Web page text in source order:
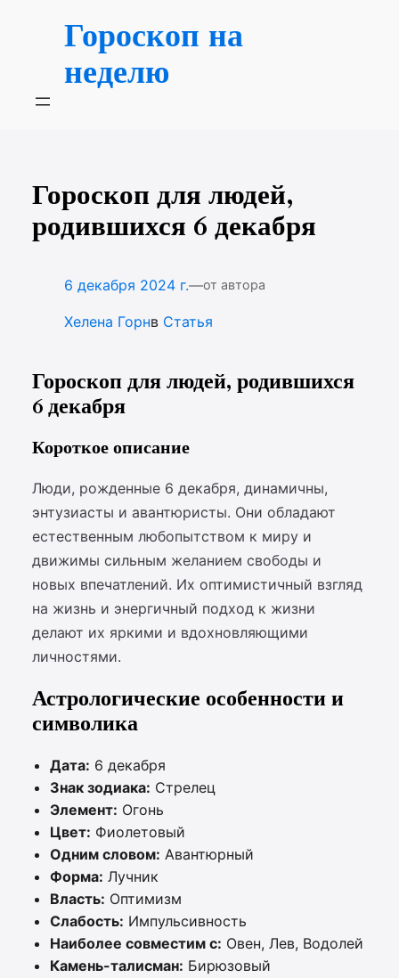
содержимомуГороскоп на
неделю
Гороскоп для людей,
родившихся 6 декабря
6 декабря 2024 г.—от автора
Хелена Горнв Статья
Гороскоп для людей, родившихся
6 декабря
Короткое описание
Люди, рожденные 6 декабря, динамичны,
энтузиасты и авантюристы. Они обладают
естественным любопытством к миру и
движимы сильным желанием свободы и
новых впечатлений. Их оптимистичный взгляд
на жизнь и энергичный подход к жизни
делают их яркими и вдохновляющими
личностями.
Астрологические особенности и
символика
Дата: 6 декабря
Знак зодиака: Стрелец
Элемент: Огонь
Цвет: Фиолетовый
Одним словом: Авантюрный
Форма: Лучник
Власть: Оптимизм
Слабость: Импульсивность
Наиболее совместим с: Овен, Лев, Водолей
Камень-талисман: Бирюзовый